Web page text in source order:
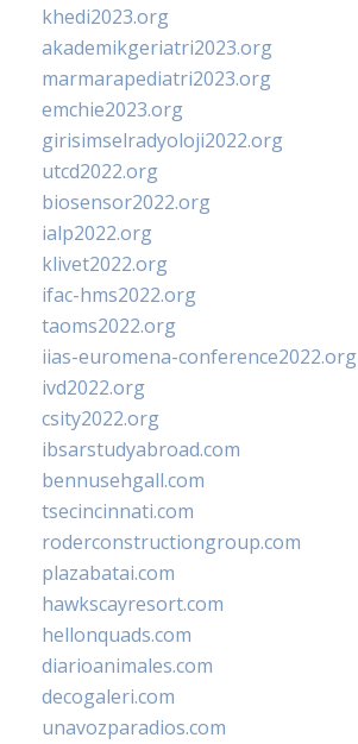
khedi2023.org
akademikgeriatri2023.org
marmarapediatri2023.org
emchie2023.org
girisimselradyoloji2022.org
utcd2022.org
biosensor2022.org
ialp2022.org
klivet2022.org
ifac-hms2022.org
taoms2022.org
iias-euromena-conference2022.org
ivd2022.org
csity2022.org
ibsarstudyabroad.com
bennusehgall.com
tsecincinnati.com
roderconstructiongroup.com
plazabatai.com
hawkscayresort.com
hellonquads.com
diarioanimales.com
decogaleri.com
unavozparadios.com